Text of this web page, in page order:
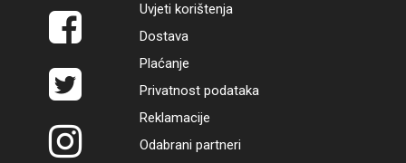
Uvjeti korištenja
Dostava
Plaćanje
Privatnost podataka
Reklamacije
Odabrani partneri